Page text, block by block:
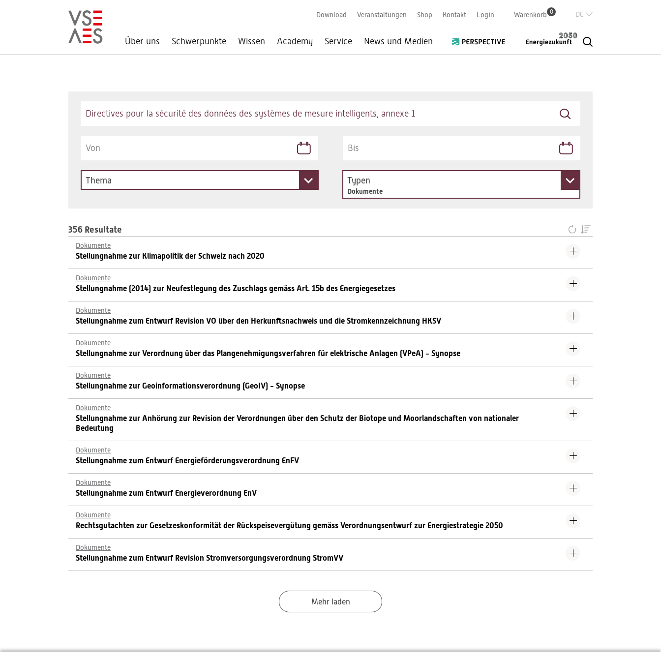
Über uns Schwerpunkte Wissen Academy Service News und Medien
Download Veranstaltungen Shop Kontakt Login Warenkorb 0
English
Thema Typen
Dokumente
356 Resultate
Dokumente
Stellungnahme zur Klimapolitik der Schweiz nach 2020
Dokumente
Stellungnahme (2014) zur Neufestlegung des Zuschlags gemäss Art. 15b des Energiegesetzes
Dokumente
Stellungnahme zum Entwurf Revision VO über den Herkunftsnachweis und die Stromkennzeichnung HKSV
Dokumente
Stellungnahme zur Verordnung über das Plangenehmigungsverfahren für elektrische Anlagen (VPeA) - Synopse
Dokumente
Stellungnahme zur Geoinformationsverordnung (GeoIV) - Synopse
Dokumente
Stellungnahme zur Anhörung zur Revision der Verordnungen über den Schutz der Biotope und Moorlandschaften von nationaler
Bedeutung
Dokumente
Stellungnahme zum Entwurf Energieförderungsverordnung EnFV
Dokumente
Stellungnahme zum Entwurf Energieverordnung EnV
Dokumente
Rechtsgutachten zur Gesetzeskonformität der Rückspeisevergütung gemäss Verordnungsentwurf zur Energiestrategie 2050
Dokumente
Stellungnahme zum Entwurf Revision Stromversorgungsverordnung StromVV
Mehr laden